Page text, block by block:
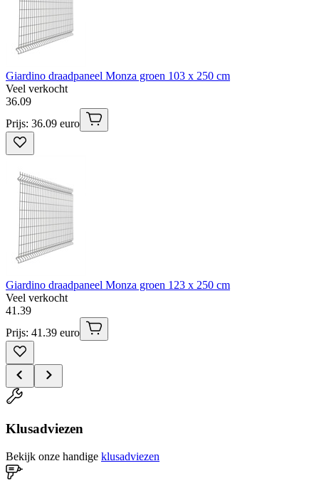
Giardino draadpaneel Monza groen 103 x 250 cm
Veel verkocht
36.09
Prijs: 36.09 euro
Giardino draadpaneel Monza groen 123 x 250 cm
Veel verkocht
41 .39
Prijs: 41.39 euro
Klusadviezen
Bekijk onze handige klusadviezen